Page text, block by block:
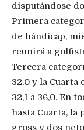
disputándose
Primera
de hándicap,
reunirá a
Tercera
32,0 y la
32,1 a 36,0. En
hasta Cuarta,
gross y dos